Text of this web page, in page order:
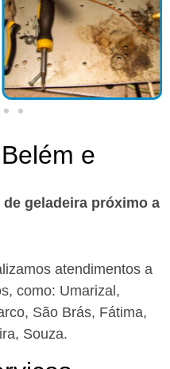
e
geladeira próximo a
atendimentos a
como: Umarizal,
São Brás, Fátima,
Souza.